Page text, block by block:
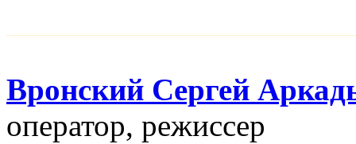
Вронский Сергей
оператор, режисcер